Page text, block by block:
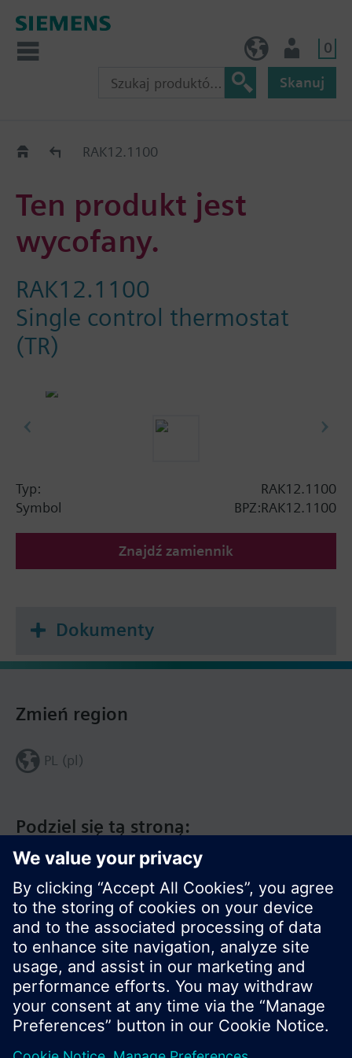
0
Skanuj
Old2NewRAK12.1100
Ten produkt jest
wycofany.
RAK12.1100
Single control thermostat
(TR)
Typ:
RAK12.1100
Symbol
BPZ:RAK12.1100
Znajdź zamiennik
Dokumenty
Podziel się tą stroną:
Zmień region
PL (pl)
© Siemens Switzerland Ltd. 2020